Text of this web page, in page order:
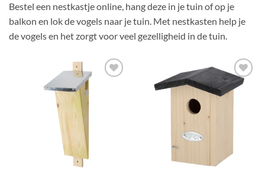
Bestel een nestkastje online, hang deze in je tuin of op je
balkon en lok de vogels naar je tuin. Met nestkasten help je
de vogels en het zorgt voor veel gezelligheid in de tuin.
favorieten
Toevoegen
aan